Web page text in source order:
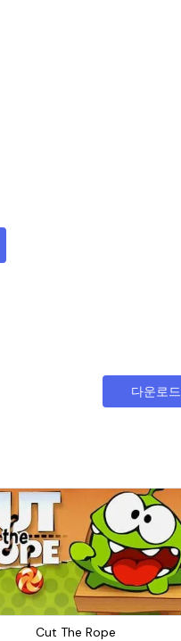
다운로드
Cut The Rope